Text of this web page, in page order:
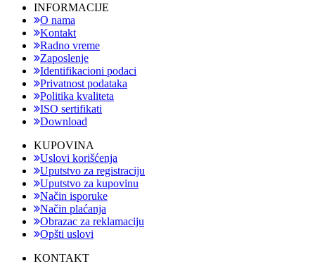
INFORMACIJE
O nama
Kontakt
Radno vreme
Zaposlenje
Identifikacioni podaci
Privatnost podataka
Politika kvaliteta
ISO sertifikati
Download
KUPOVINA
Uslovi korišćenja
Uputstvo za registraciju
Uputstvo za kupovinu
Način isporuke
Način plaćanja
Obrazac za reklamaciju
Opšti uslovi
KONTAKT